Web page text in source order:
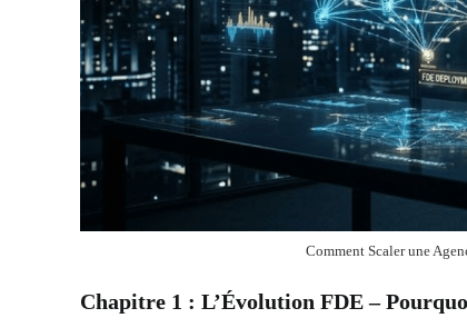
Comment Scaler une
Chapitre 1 : L’Évolution FDE –